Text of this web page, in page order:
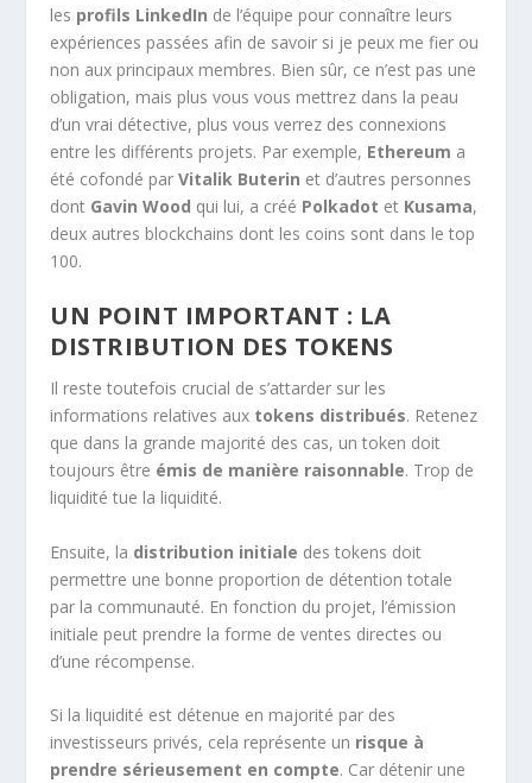
les profils LinkedIn de l’équipe pour connaître leurs
expériences passées afin de savoir si je peux me fier ou
non aux principaux membres. Bien sûr, ce n’est pas une
obligation, mais plus vous vous mettrez dans la peau
d’un vrai détective, plus vous verrez des connexions
entre les différents projets. Par exemple, Ethereum a
été cofondé parVitalik Buterin et d’autres personnes
dont Gavin Wood qui lui, a créé Polkadot et Kusama,
deux autres blockchains dont les coins sont dans le top
100.
UN POINT IMPORTANT : LA
DISTRIBUTION DES TOKENS
Il reste toutefois crucial de s’attarder sur les
informations relatives aux tokens distribués. Retenez
que dans la grande majorité des cas, un token doit
toujours être émis de manière raisonnable. Trop de
liquidité tue la liquidité.
Ensuite, la distribution initiale des tokens doit
permettre une bonne proportion de détention totale
par la communauté. En fonction du projet, l’émission
initiale peut prendre la forme de ventes directes ou
d’une récompense.
Si la liquidité est détenue en majorité par des
investisseurs privés, cela représente un risque à
prendre sérieusement en compte. Car détenir une